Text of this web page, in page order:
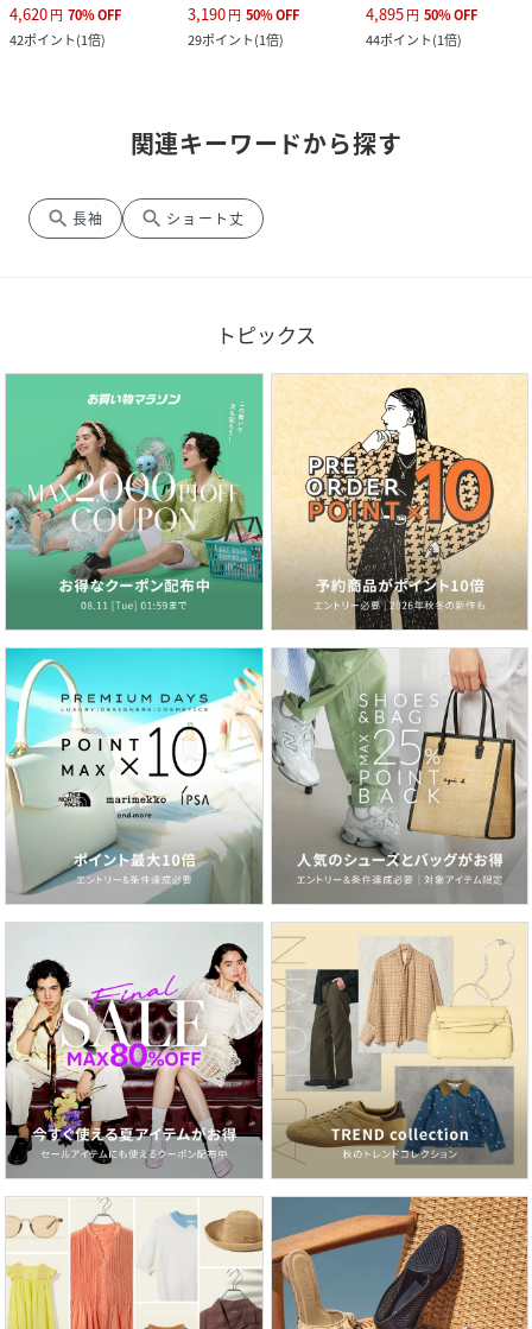
4,620円 70%OFF
42ポイント(1倍)
3,190円 50%OFF
29ポイント(1倍)
4,895円 50%OFF
44ポイント(1倍)
関連キーワードから探す
search 長袖 search ショート丈
トピックス